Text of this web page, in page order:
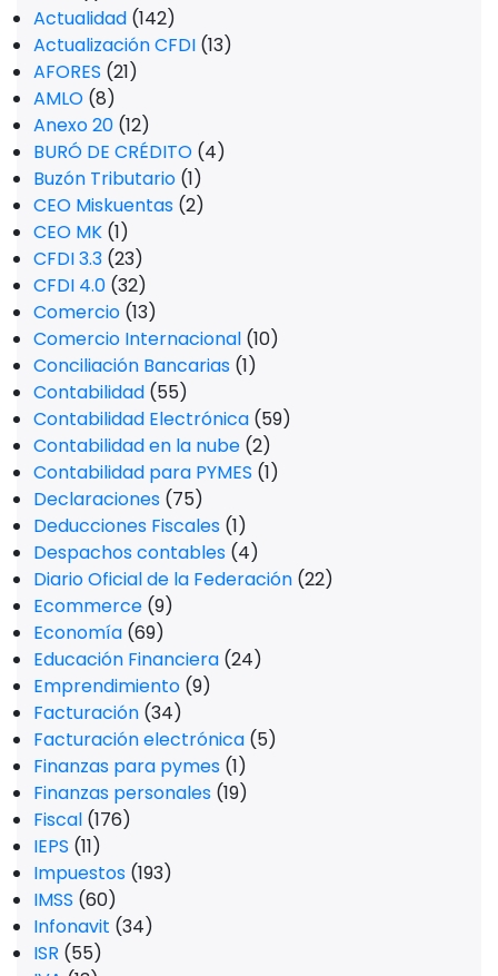
Actualidad (142)
Actualización CFDI (13)
AFORES (21)
AMLO (8)
Anexo 20 (12)
BURÓ DE CRÉDITO (4)
Buzón Tributario (1)
CEO Miskuentas (2)
CEO MK (1)
CFDI 3.3 (23)
CFDI 4.0 (32)
Comercio (13)
Comercio Internacional (10)
Conciliación Bancarias (1)
Contabilidad (55)
Contabilidad Electrónica (59)
Contabilidad en la nube (2)
Contabilidad para PYMES (1)
Declaraciones (75)
Deducciones Fiscales (1)
Despachos contables (4)
Diario Oficial de la Federación (22)
Ecommerce (9)
Economía (69)
Educación Financiera (24)
Emprendimiento (9)
Facturación (34)
Facturación electrónica (5)
Finanzas para pymes (1)
Finanzas personales (19)
Fiscal (176)
IEPS (11)
Impuestos (193)
IMSS (60)
Infonavit (34)
ISR (55)